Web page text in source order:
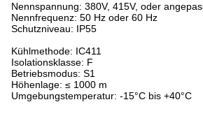
Nennspannung: 380V, 415V, oder
Nennfrequenz: 50 Hz oder 60 Hz
Schutzniveau: IP55
Kühlmethode: IC411
Isolationsklasse: F
Betriebsmodus: S1
Höhenlage: ≤ 1000 m
Umgebungstemperatur: -15°C bis +40°C